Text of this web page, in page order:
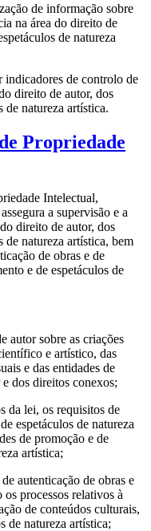
de informação sobre
na área do direito de
de natureza
indicadores de controlo de
direito de autor, dos
de natureza artística.
Propriedade
Intelectual,
a supervisão e a
direito de autor, dos
de natureza artística, bem
de obras e de
e de espetáculos de
autor sobre as criações
e artístico, das
e das entidades de
dos direitos conexos;
da lei, os requisitos de
espetáculos de natureza
de promoção e de
artística;
autenticação de obras e
processos relativos à
de conteúdos culturais,
de natureza artística;